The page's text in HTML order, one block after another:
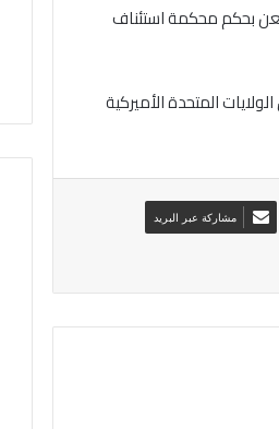
بحكم محكمة استئناف
المتحدة الأميركية
مشاركة عبر البريد